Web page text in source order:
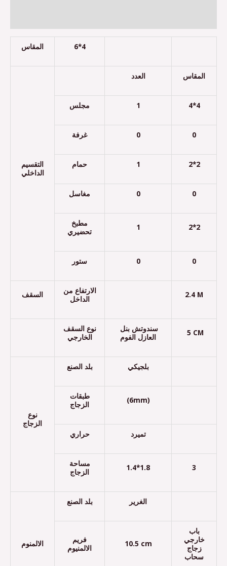
المقاس 6*4
التقسيم
الداخلي
العدد المقاس
مجلس 1 4*4
غرفة 0 0
حمام 1 2*2
مغاسل 0 0
مطبخ
تحضيري
1 2*2
ستور 0 0
السقف
الارتفاع من
الداخل
2.4 M
نوع السقف
الخارجي
سندوتش بنل
العازل الفوم
5 CM
نوع
الزجاج
بلد الصنع بلجيكي
طبقات
الزجاج
(6mm)
حراري تميرد
مساحة
الزجاج
1.4*1.8 3
الالمنوم
بلد الصنع الغرير
فريم
الالمنيوم
10.5 cm
باب
خارجي
زجاج
سحاب